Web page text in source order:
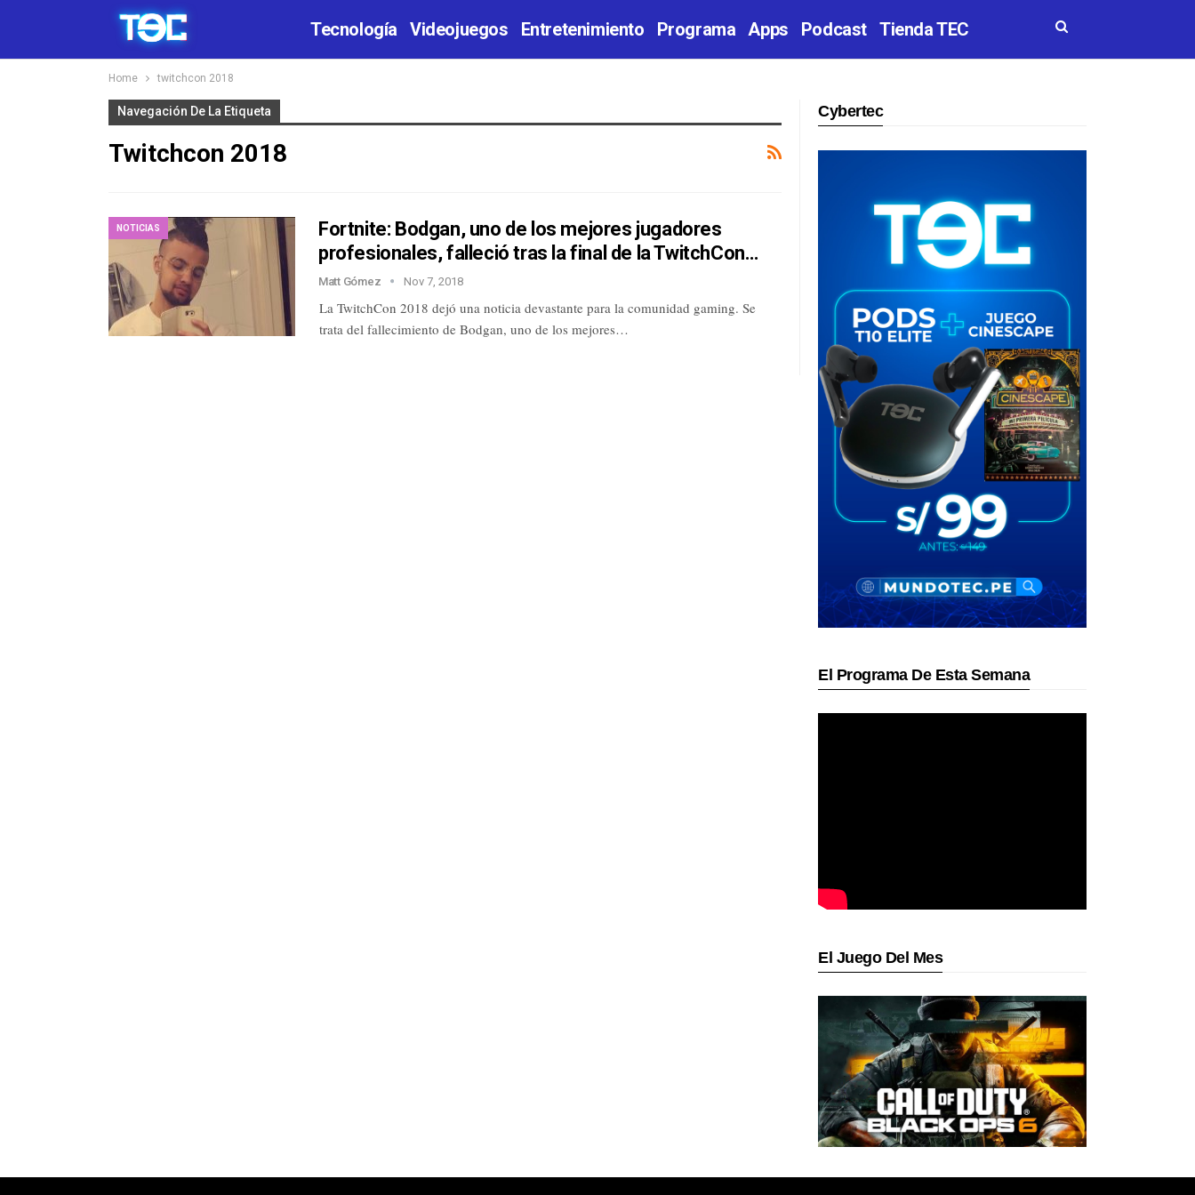
Tecnología Videojuegos Entretenimiento Programa Apps Podcast Tienda TEC
Home twitchcon 2018
Navegación De La Etiqueta
Twitchcon 2018
NOTICIAS
Fortnite: Bodgan, uno de los mejores jugadores
profesionales, falleció tras la final de la TwitchCon…
Matt Gómez Nov 7, 2018
La TwitchCon 2018 dejó una noticia devastante para la comunidad gaming. Se
trata del fallecimiento de Bodgan, uno de los mejores…
Cybertec
El Programa De Esta Semana
El Juego Del Mes